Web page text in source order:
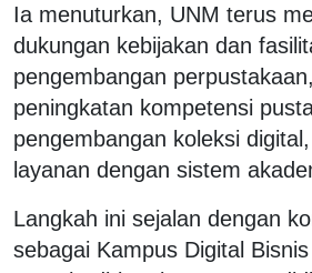
Ia menuturkan, UNM terus
dukungan kebijakan dan
pengembangan
peningkatan kompetensi
pengembangan koleksi
layanan dengan sistem
Langkah ini sejalan dengan
sebagai Kampus Digital